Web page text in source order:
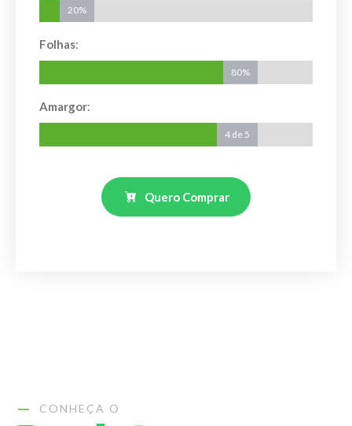
20%
20%
Folhas:
80%
Amargor:
4 de 5
de
Quero Comprar
CONHEÇA O